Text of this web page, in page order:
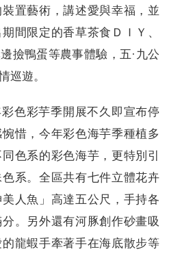
置藝術，講述愛與幸福，並
間限定的香草茶食ＤＩＹ、
撿鴨蛋等農事體驗，五·九公
巡遊。
色彩芋季開展不久即宣布停
惜，今年彩色海芋季種植多
色系的彩色海芋，更特別引
系。全區共有七件立體花卉
人魚」高達五公尺，手持各
。另外還有河豚創作砂畫吸
龍蝦手牽著手在海底散步等